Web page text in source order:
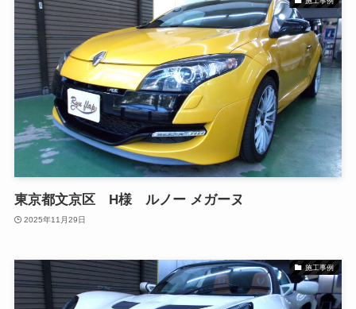
東京都文京区 H様 ルノー メガーヌ
2025年11月29日
施工事例